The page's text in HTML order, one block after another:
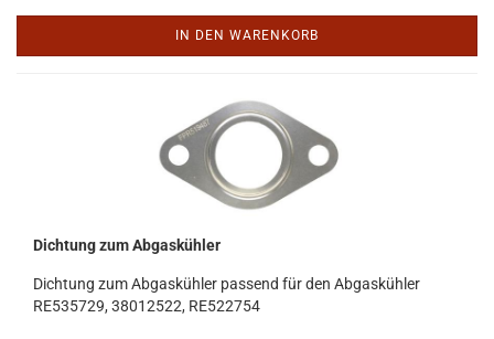
IN DEN WARENKORB
Dich­tung zum Ab­gas­küh­ler
Dich­tung zum Ab­gas­küh­ler pas­send für den Ab­gas­küh­ler
RE535729, 38012522, RE522754